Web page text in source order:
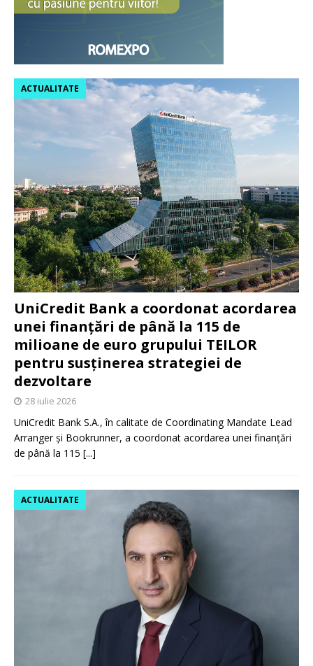
UniCredit Bank a coordonat acordarea
unei finanțări de până la 115 de
milioane de euro grupului TEILOR
pentru susținerea strategiei de
dezvoltare
ACTUALITATE
28 iulie 2026
UniCredit Bank S.A., în calitate de Coordinating Mandate Lead
Arranger și Bookrunner, a coordonat acordarea unei finanțări
de până la 115 [...]
ACTUALITATE